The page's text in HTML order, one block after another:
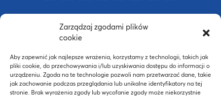
Zarządzaj zgodami plików
cookie
Aby zapewnić jak najlepsze wrażenia, korzystamy z technologii, takich jak
pliki cookie, do przechowywania i/lub uzyskiwania dostępu do informacji o
urządzeniu. Zgoda na te technologie pozwoli nam przetwarzać dane, takie
jak zachowanie podczas przeglądania lub unikalne identyfikatory na tej
stronie. Brak wyrażenia zgody lub wycofanie zgody może niekorzystnie
Akademia Wychowania Fizycznego w
Wykonanie:nFinity.pl